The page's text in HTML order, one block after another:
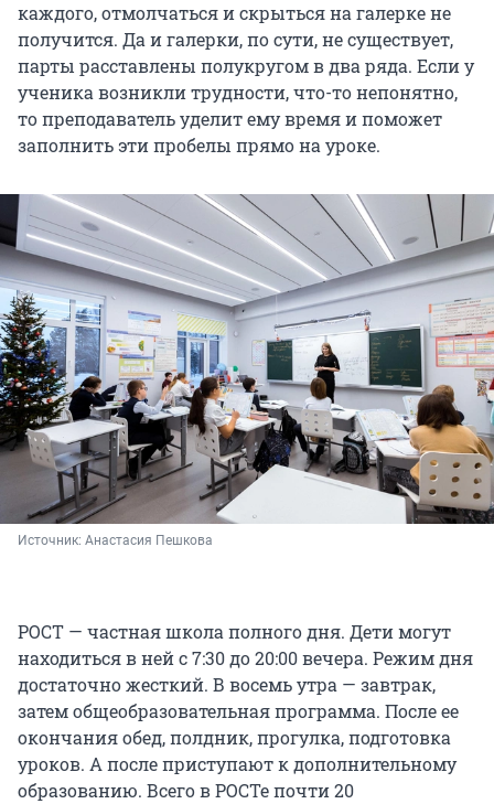
каждого, отмолчаться и скрыться на галерке не
получится. Да и галерки, по сути, не существует,
парты расставлены полукругом в два ряда. Если у
ученика возникли трудности, что-то непонятно,
то преподаватель уделит ему время и поможет
заполнить эти пробелы прямо на уроке.
Источник: Анастасия Пешкова
РОСТ — частная школа полного дня. Дети могут
находиться в ней с 7:30 до 20:00 вечера. Режим дня
достаточно жесткий. В восемь утра — завтрак,
затем общеобразовательная программа. После ее
окончания обед, полдник, прогулка, подготовка
уроков. А после приступают к дополнительному
образованию. Всего в РОСТе почти 20